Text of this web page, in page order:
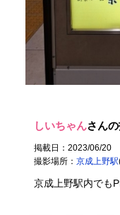
しいちゃんさん
掲載日：2023/06/20
撮影場所：京成上野駅
京成上野駅内でも